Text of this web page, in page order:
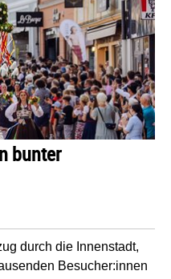
bunter
durch die Innenstadt,
Besucher:innen